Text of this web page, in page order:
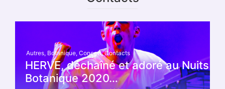
Autres, Botanique, Concert, Contacts
HERVE, déchaîné et adoré au Nuits
Botanique 2020…